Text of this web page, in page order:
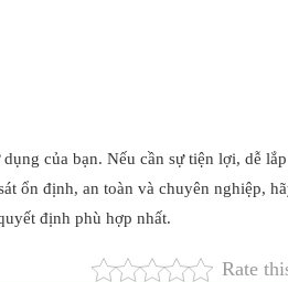
của bạn. Nếu cần sự tiện lợi, dễ
ổn định, an toàn và chuyên nghiệp,
định phù hợp nhất.
Rate